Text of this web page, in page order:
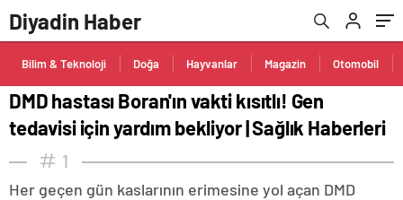
Diyadin Haber
Bilim & Teknoloji Doğa Hayvanlar Magazin Otomobil
DMD hastası Boran'ın vakti kısıtlı! Gen
tedavisi için yardım bekliyor | Sağlık Haberleri
1
Her geçen gün kaslarının erimesine yol açan DMD